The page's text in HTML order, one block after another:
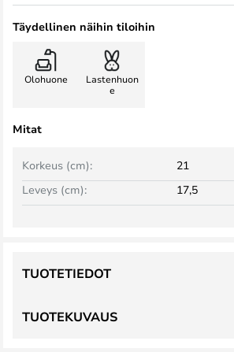
Täydellinen näihin tiloihin
Olohuone
Lastenhuon
e
Mitat
Leveys (cm): 17,5
Korkeus (cm): 21
TUOTEKUVAUS
TUOTETIEDOT